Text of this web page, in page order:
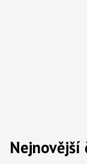
Nejnovější